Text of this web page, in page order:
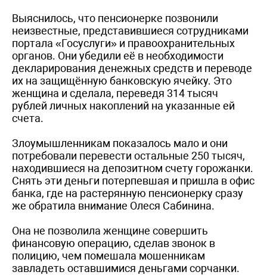
Выяснилось, что пенсионерке позвонили
неизвестные, представившиеся сотрудниками
портала «Госуслуги» и правоохранительных
органов. Они убедили её в необходимости
декларирования денежных средств и переводе
их на защищённую банковскую ячейку. Это
женщина и сделала, переведя 314 тысяч
рублей личных накоплений на указанные ей
счета.
Злоумышленникам показалось мало и они
потребовали перевести остальные 250 тысяч,
находившиеся на депозитном счету горожанки.
Снять эти деньги потерпевшая и пришла в офис
банка, где на растерянную пенсионерку сразу
же обратила внимание Олеся Сабинина.
Она не позволила женщине совершить
финансовую операцию, сделав звонок в
полицию, чем помешала мошенникам
завладеть оставшимися деньгами сорчанки.